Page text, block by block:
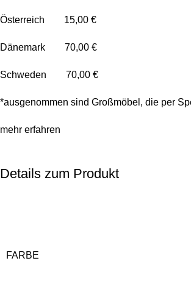
Österreich 15,00 €
Dänemark 70,00 €
Schweden 70,00 €
*ausgenommen sind Großmöbel, die per
mehr erfahren
Details zum Produkt
FARBE